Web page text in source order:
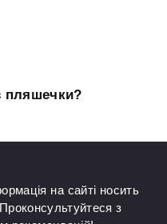
пляшечки?
на сайті носить
з